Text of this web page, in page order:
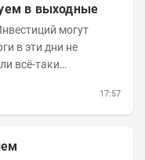
в выходные
всё-таки
17:57